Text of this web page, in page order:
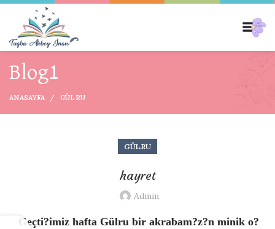
Blog1
ANASAYFA GÜLRU
GÜLRU
hayret
Admin
Geçti?imiz hafta Gülru bir akrabam?z?n minik o?